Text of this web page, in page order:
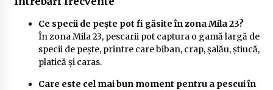
Ce specii de pește pot fi găsite în zona Mila 23?
În zona Mila 23, pescarii pot captura o gamă largă de
specii de pește, printre care biban, crap, șalău, știucă,
platică și caras.
Care este cel mai bun moment pentru a pescui în